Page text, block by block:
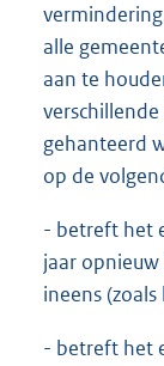
alle
aan te
gehanteerd
op de
- betreft het
jaar
ineens
- betreft het